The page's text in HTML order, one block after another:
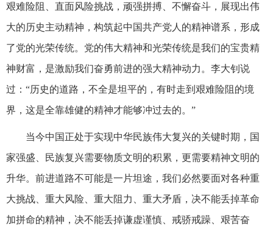
艰难险阻、直面风险挑战，顽强拼搏、不懈奋斗，展现出伟
大的历史主动精神，构筑起中国共产党人的精神谱系，形成
了党的光荣传统。党的伟大精神和光荣传统是我们的宝贵精
神财富，是激励我们奋勇前进的强大精神动力。李大钊说
过：“历史的道路，不全是坦平的，有时走到艰难险阻的境
界，这是全靠雄健的精神才能够冲过去的。”
当今中国正处于实现中华民族伟大复兴的关键时期，国
家强盛、民族复兴需要物质文明的积累，更需要精神文明的
升华。前进道路不可能是一片坦途，我们必然要面对各种重
大挑战、重大风险、重大阻力、重大矛盾，决不能丢掉革命
加拼命的精神，决不能丢掉谦虚谨慎、戒骄戒躁、艰苦奋